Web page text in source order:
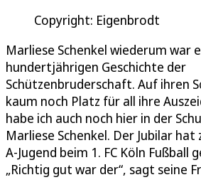
Copyright: Eigenbrodt
Marliese Schenkel wiederum war
hundertjährigen Geschichte der
Schützenbruderschaft. Auf ihren
kaum noch Platz für all ihre
habe ich auch noch hier in der
Marliese Schenkel. Der Jubilar hat
A-Jugend beim 1. FC Köln Fußball
„Richtig gut war der“, sagt seine